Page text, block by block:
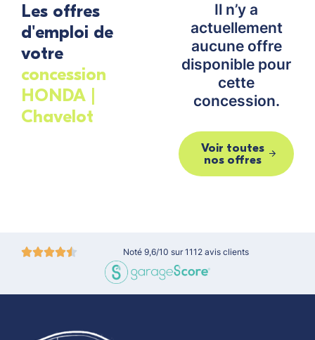
Les offres
d'emploi de
votre
concession
HONDA |
Chavelot
Il n’y a
actuellement
aucune offre
disponible pour
cette
concession.
Voir toutes
nos offres
Noté 9,6/10 sur 1112 avis clients